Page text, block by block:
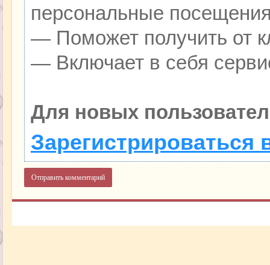
персональные
— Поможет получить от
— Включает в себя
Для новых
Зарегистрироваться